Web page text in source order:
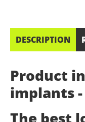
DESCRIPTION
Product
implants -
The best